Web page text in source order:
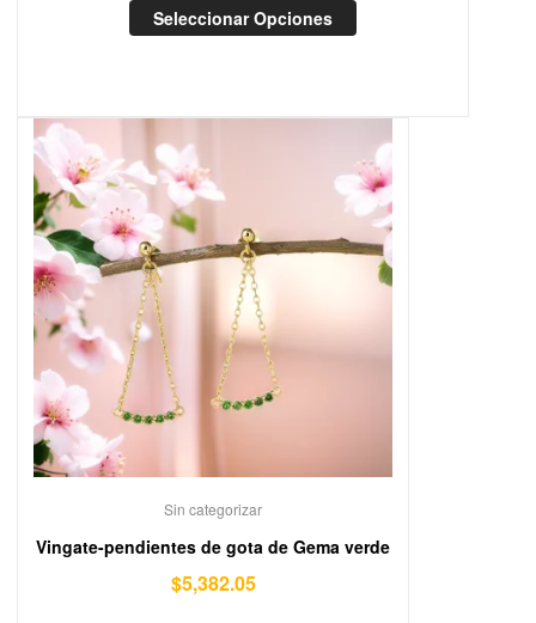
Seleccionar Opciones
Sin categorizar
Vingate-pendientes de gota de Gema verde
$5,382.05